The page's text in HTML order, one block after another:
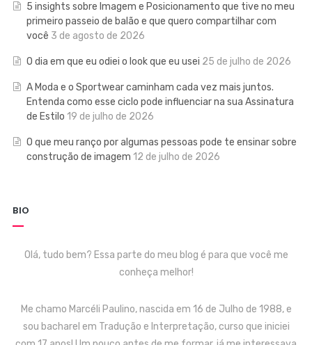
5 insights sobre Imagem e Posicionamento que tive no meu
primeiro passeio de balão e que quero compartilhar com
você 3 de agosto de 2026
O dia em que eu odiei o look que eu usei 25 de julho de 2026
A Moda e o Sportwear caminham cada vez mais juntos.
Entenda como esse ciclo pode influenciar na sua Assinatura
de Estilo 19 de julho de 2026
O que meu ranço por algumas pessoas pode te ensinar sobre
construção de imagem 12 de julho de 2026
BIO
Olá, tudo bem? Essa parte do meu blog é para que você me
conheça melhor!
Me chamo Marcéli Paulino, nascida em 16 de Julho de 1988, e
sou bacharel em Tradução e Interpretação, curso que iniciei